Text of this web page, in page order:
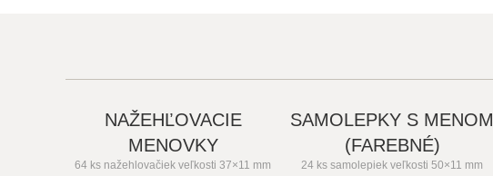
NAŽEHĽOVACIE
MENOVKY
64 ks nažehlovačiek veľkosti 37×11 mm
SAMOLEPKY S MENOM
(FAREBNÉ)
24 ks samolepiek veľkosti 50×11 mm